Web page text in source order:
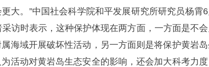
大。”中国社会科学院和平发展研究所研究员杨霄
访时表示，这种保护体现在两方面，一方面是不
海域开展破坏性活动，另一方面则是将保护黄岩
活动对黄岩岛生态安全的影响，还会加大科考力